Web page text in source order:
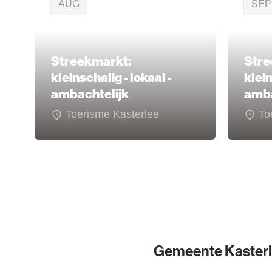
AUG
Streekmarkt:
kleinschalig - lokaal -
ambachtelijk
Toerisme Kasterlee
SEP
Gemeente